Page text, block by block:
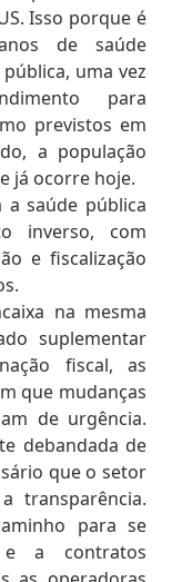
Isso porque é
de saúde
uma vez
para
previstos em
a população
já ocorre hoje.
a saúde pública
inverso, com
e fiscalização
na mesma
suplementar
fiscal, as
que mudanças
de urgência.
debandada de
que o setor
transparência.
para se
a contratos